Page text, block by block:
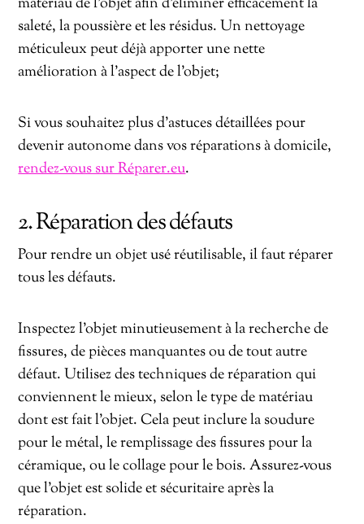
saleté, la poussière et les résidus. Un nettoyage
méticuleux peut déjà apporter une nette
amélioration à l’aspect de l’objet;
Si vous souhaitez plus d’astuces détaillées pour
devenir autonome dans vos réparations à domicile,
rendez-vous sur Réparer.eu.
2. Réparation des défauts
Pour rendre un objet usé réutilisable, il faut réparer
tous les défauts.
Inspectez l’objet minutieusement à la recherche de
fissures, de pièces manquantes ou de tout autre
défaut. Utilisez des techniques de réparation qui
conviennent le mieux, selon le type de matériau
dont est fait l’objet. Cela peut inclure la soudure
pour le métal, le remplissage des fissures pour la
céramique, ou le collage pour le bois. Assurez-vous
que l’objet est solide et sécuritaire après la
réparation.